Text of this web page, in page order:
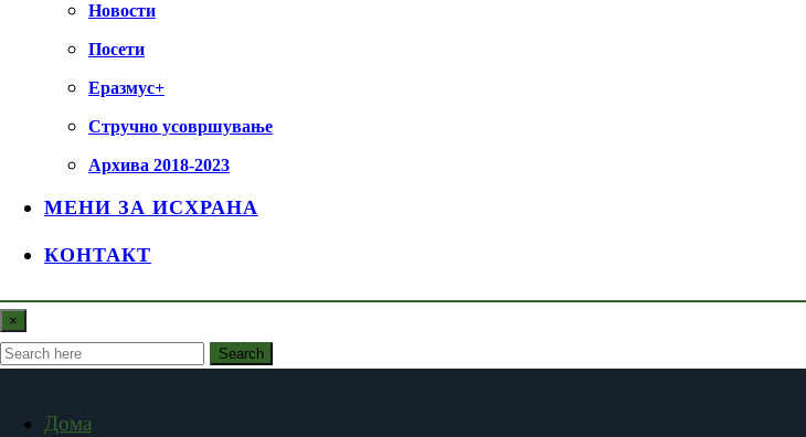
Новости
Посети
Еразмус+
Стручно усовршување
Архива 2018-2023
МЕНИ ЗА ИСХРАНА
КОНТАКТ
×
Search
Дома